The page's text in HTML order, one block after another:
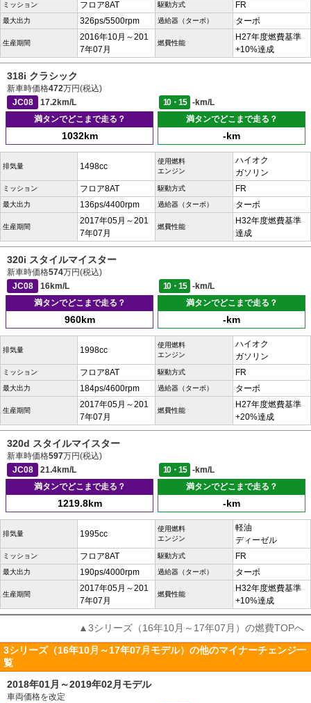
ミッション フロア8AT 駆動方式 FR
最大出力 326ps/5500rpm 過給器（ターボ） ターボ
生産期間
2016年10月～201
7年07月
燃費性能
H27年度燃費基準
+10%達成
318i クラシック
新車時価格472万円(税込)
JC08
17.2km/L 10・15
-km/L
満タンでどこまで走る？
1032km
満タンでどこまで走る？
-km
排気量 1498cc
使用燃料
エンジン
ハイオク
ガソリン
ミッション フロア8AT 駆動方式 FR
最大出力 136ps/4400rpm 過給器（ターボ） ターボ
生産期間
2017年05月～201
7年07月
燃費性能
H32年度燃費基準
達成
320i スタイルマイスター
新車時価格574万円(税込)
JC08
16km/L 10・15
-km/L
満タンでどこまで走る？
960km
満タンでどこまで走る？
-km
排気量 1998cc
使用燃料
エンジン
ハイオク
ガソリン
ミッション フロア8AT 駆動方式 FR
最大出力 184ps/4600rpm 過給器（ターボ） ターボ
生産期間
2017年05月～201
7年07月
燃費性能
H27年度燃費基準
+20%達成
320d スタイルマイスター
新車時価格597万円(税込)
JC08
21.4km/L 10・15
-km/L
満タンでどこまで走る？
1219.8km
満タンでどこまで走る？
-km
排気量 1995cc
使用燃料
エンジン
軽油
ディーゼル
ミッション フロア8AT 駆動方式 FR
最大出力 190ps/4000rpm 過給器（ターボ） ターボ
生産期間
2017年05月～201
7年07月
燃費性能
H32年度燃費基準
+10%達成
▲3シリーズ（16年10月～17年07月）の燃費TOPへ
3シリーズ（16年10月～17年07月モデル）の他のマイナーチェンジ一
覧
2018年01月～2019年02月モデル
車両価格を改定